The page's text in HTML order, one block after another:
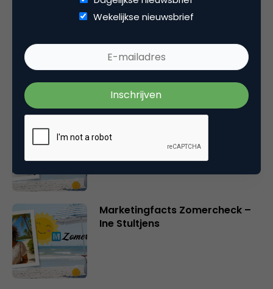
Gerelateerde artikelen
Durk Bosma
Roel Stavorinus
Marketingfacts Zomercheck –
Ine Stultjens
Wekelijkse nieuwsbrief